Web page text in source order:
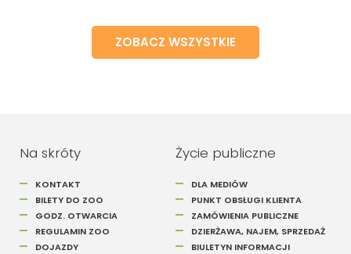
ZOBACZ WSZYSTKIE
Na skróty
KONTAKT
BILETY DO ZOO
GODZ. OTWARCIA
REGULAMIN ZOO
DOJAZDY
Życie publiczne
DLA MEDIÓW
PUNKT OBSŁUGI KLIENTA
ZAMÓWIENIA PUBLICZNE
DZIERŻAWA, NAJEM, SPRZEDAŻ
BIULETYN INFORMACJI